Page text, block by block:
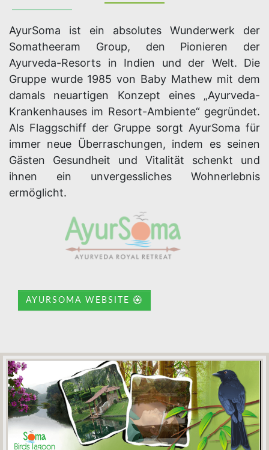
AyurSoma ist ein absolutes Wunderwerk der
Somatheeram Group, den Pionieren der
Ayurveda-Resorts in Indien und der Welt. Die
Gruppe wurde 1985 von Baby Mathew mit dem
damals neuartigen Konzept eines „Ayurveda-
Krankenhauses im Resort-Ambiente“ gegründet.
Als Flaggschiff der Gruppe sorgt AyurSoma für
immer neue Überraschungen, indem es seinen
Gästen Gesundheit und Vitalität schenkt und
ihnen ein unvergessliches Wohnerlebnis
ermöglicht.
AYURSOMA WEBSITE